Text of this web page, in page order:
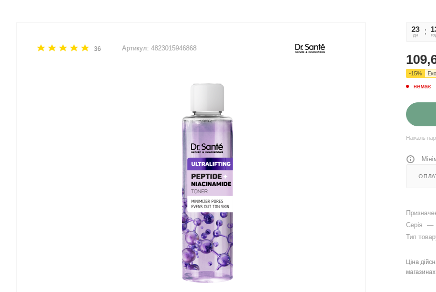
36 Артикул: 4823015946868
23
дн
-15%
немає
Нажаль
Серія
—
Тип
Ціна
магазинах.